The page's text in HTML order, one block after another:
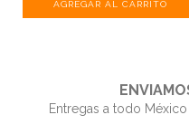
Entregas a todo